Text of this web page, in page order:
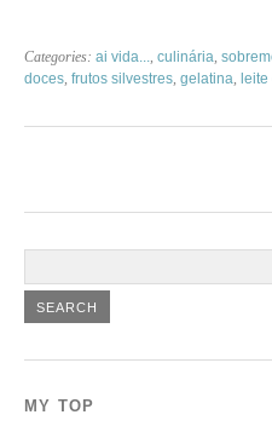
Categories: ai vida... culinária
doces frutos silvestres gelatina leite
MY TOP